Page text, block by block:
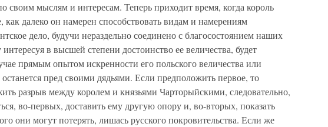
своим мыслям и интересам. Теперь приходит время, когда король
как далеко он намерен способствовать видам и намерениям
дело, будучи нераздельно соединено с благосостоянием наших
в высшей степени достоинство ее величества, будет
прямым опытом искренности его польского величества или
пред своими дядьями. Если предположить первое, то
разрыв между королем и князьями Чарторыйскими, следовательно,
во-первых, доставить ему другую опору и, во-вторых, показать
они могут потерять, лишась русского покровительства. Если же